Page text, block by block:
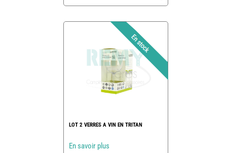
LOT 2 VERRES A VIN EN TRITAN
En savoir plus